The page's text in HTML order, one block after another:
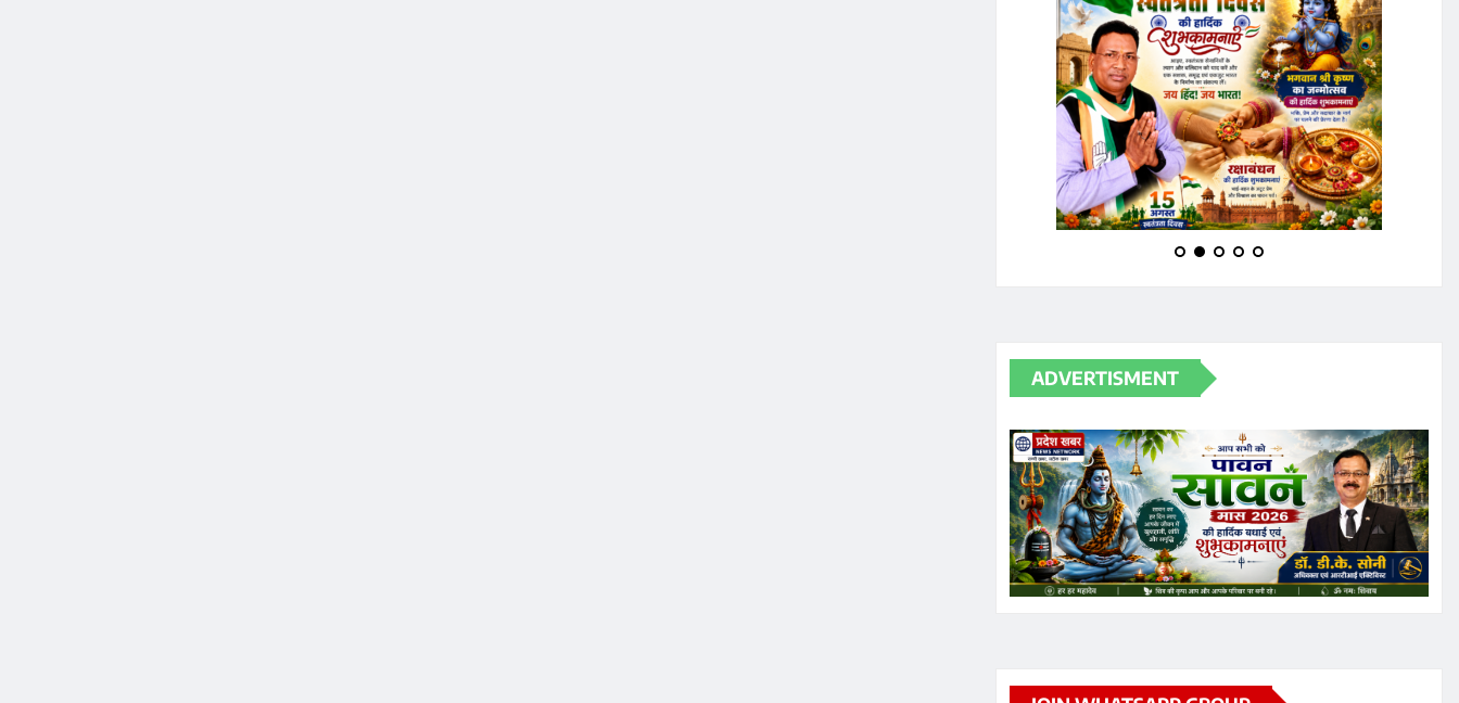
ADVERTISMENT